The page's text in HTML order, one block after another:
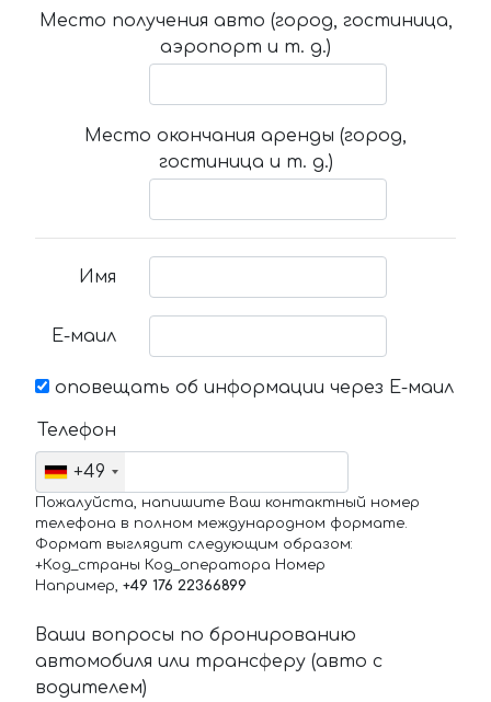
Место получения авто (город, гостиница,
аэропорт и т. д.)
Место окончания аренды (город,
гостиница и т. д.)
Имя
Е-маил
оповещать об информации через Е-маил
Телефон
+49
Пожалуйста, напишите Ваш контактный номер
телефона в полном международном формате.
Формат выглядит следующим образом:
+Код_страны Код_оператора Номер
Например, +49 176 22366899
Ваши вопросы по бронированию
автомобиля или трансферу (авто с
водителем)